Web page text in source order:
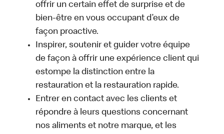
offrir un certain effet de surprise et de
bien-être en vous occupant d’eux de
façon proactive.
Inspirer, soutenir et guider votre équipe
de façon à offrir une expérience client qui
estompe la distinction entre la
restauration et la restauration rapide.
Entrer en contact avec les clients et
répondre à leurs questions concernant
nos aliments et notre marque, et les